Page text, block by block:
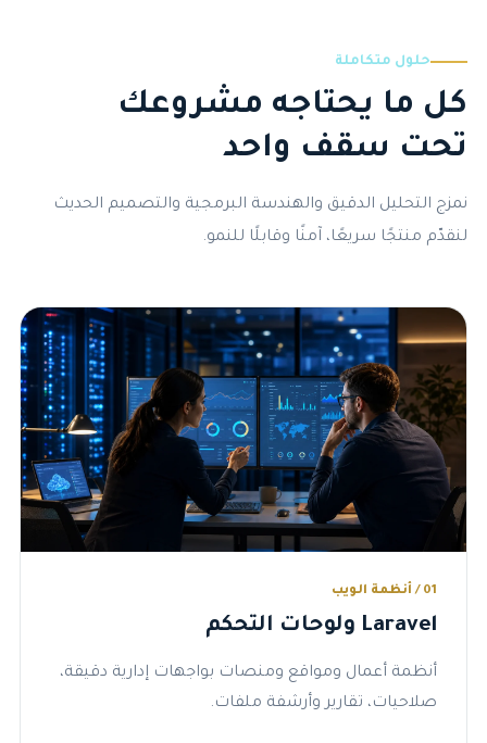
حلول متكاملة
كل ما يحتاجه مشروعك
تحت سقف واحد
نمزج التحليل الدقيق والهندسة البرمجية والتصميم الحديث
لنقدّم منتجًا سريعًا، آمنًا وقابلًا للنمو.
01 / أنظمة الويب
Laravel ولوحات التحكم
أنظمة أعمال ومواقع ومنصات بواجهات إدارية دقيقة،
صلاحيات، تقارير وأرشفة ملفات.